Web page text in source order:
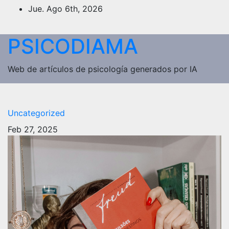
Saltar Jue. Ago 6th, 2026
PSICODIAMA
Web de artículos de psicología generados por IA
Uncategorized
Feb 27, 2025